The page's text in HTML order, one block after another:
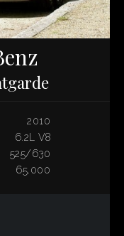
2010
6.2L V8
525/630
65.000